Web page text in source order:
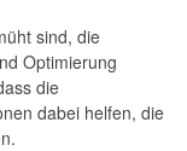
sind, die
Optimierung
die
dabei helfen, die